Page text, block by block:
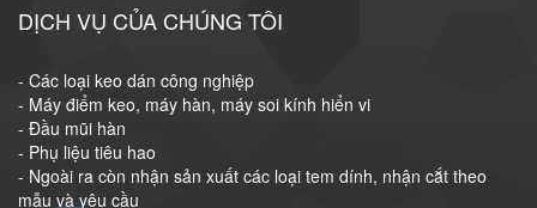
DỊCH VỤ CỦA CHÚNG TÔI
- Các loại keo dán công nghiệp
- Máy điểm keo, máy hàn, máy soi kính hiển vi
- Đầu mũi hàn
- Phụ liệu tiêu hao
- Ngoài ra còn nhận sản xuất các loại tem dính, nhận cắt theo
mẫu và yêu cầu